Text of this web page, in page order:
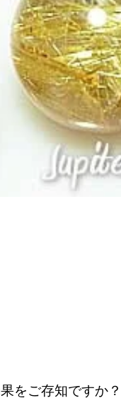
をご存知ですか？